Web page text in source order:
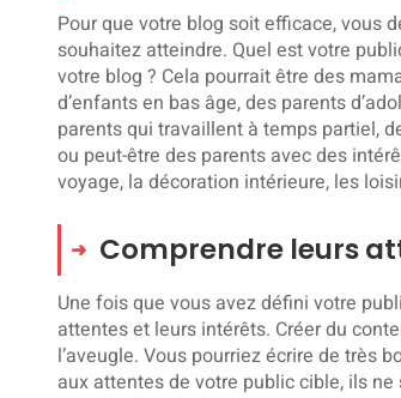
Pour que votre blog soit efficace, vous
souhaitez atteindre. Quel est votre
votre blog ? Cela pourrait être des
d’enfants en bas âge, des parents
parents qui travaillent à temps partiel,
ou peut-être des parents avec des
voyage, la décoration intérieure, les
Comprendre leurs
Une fois que vous avez défini votre
attentes et leurs intérêts. Créer du
l’aveugle. Vous pourriez écrire de très
aux attentes de votre public cible, ils